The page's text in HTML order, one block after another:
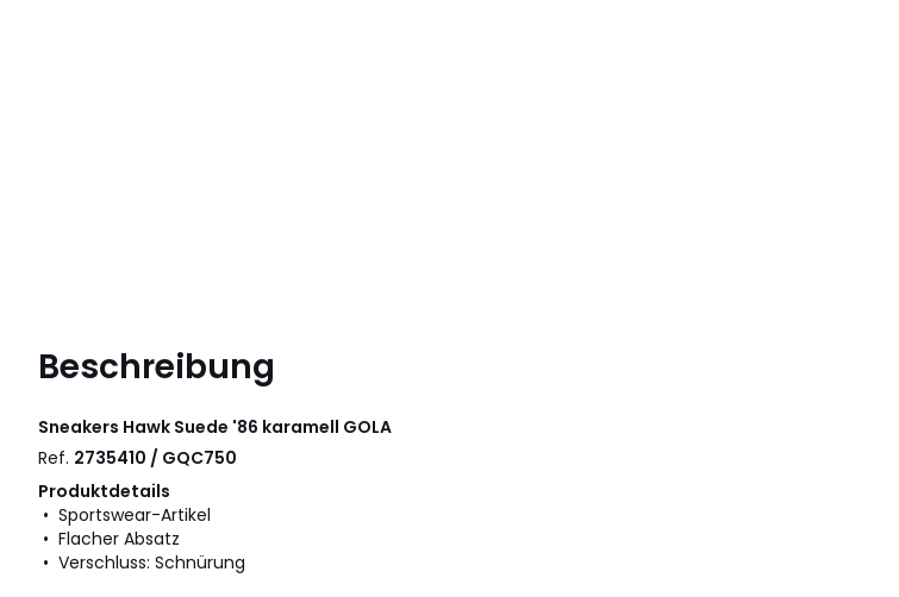
Beschreibung
Sneakers Hawk Suede '86 karamell GOLA
Ref. 2735410 / GQC750
Produktdetails
• Sportswear-Artikel
• Flacher Absatz
• Verschluss: Schnürung